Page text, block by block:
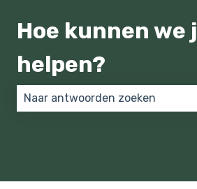
Hoe kunnen we
helpen?